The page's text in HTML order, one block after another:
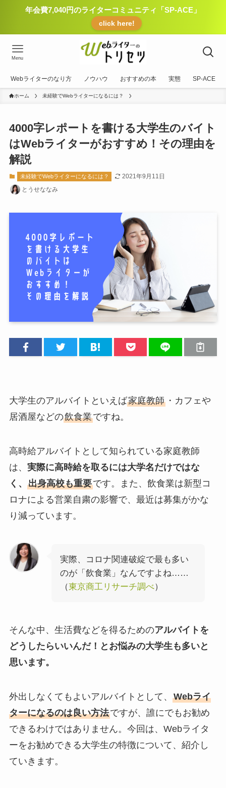
年会費7,040円のライターコミュニティ「SP-ACE」
click here!
Menu
Webライターのなり方 ノウハウ おすすめの本 実態 SP-ACE
ホーム 未経験でWebライターになるには？
4000字レポートを書ける大学生のバイト
はWebライターがおすすめ！その理由を
解説
未経験でWebライターになるには？
2021年9月11日
とうせななみ
大学生のアルバイトといえば家庭教師・カフェや
居酒屋などの飲食業ですね。
高時給アルバイトとして知られている家庭教師
は、 実際に高時給を取るには大学名だけではな
く、 出身高校も重要です。また、飲食業は新型コ
ロナによる営業自粛の影響で、最近は募集がかな
り減っています。
実際、コロナ関連破綻で最も多い
のが「飲食業」なんですよね……
（東京商工リサーチ調べ）
そんな中、生活費などを得るためのアルバイトを
どうしたらいいんだ！とお悩みの大学生も多いと
思います。
外出しなくてもよいアルバイトとして、 Webライ
ターになるのは良い方法ですが、誰にでもお勧め
できるわけではありません。今回は、Webライタ
ーをお勧めできる大学生の特徴について、紹介し
ていきます。